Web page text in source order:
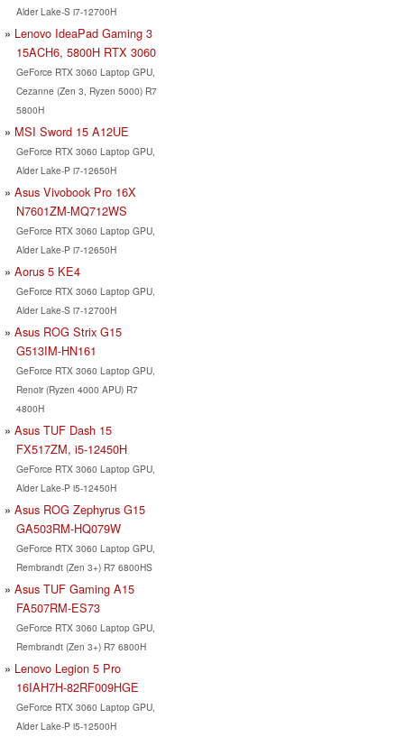
Alder Lake-S i7-12700H
Lenovo IdeaPad Gaming 3
15ACH6, 5800H RTX 3060
GeForce RTX 3060 Laptop GPU,
Cezanne (Zen 3, Ryzen 5000) R7
5800H
MSI Sword 15 A12UE
GeForce RTX 3060 Laptop GPU,
Alder Lake-P i7-12650H
Asus Vivobook Pro 16X
N7601ZM-MQ712WS
GeForce RTX 3060 Laptop GPU,
Alder Lake-P i7-12650H
Aorus 5 KE4
GeForce RTX 3060 Laptop GPU,
Alder Lake-S i7-12700H
Asus ROG Strix G15
G513IM-HN161
GeForce RTX 3060 Laptop GPU,
Renoir (Ryzen 4000 APU) R7
4800H
Asus TUF Dash 15
FX517ZM, i5-12450H
GeForce RTX 3060 Laptop GPU,
Alder Lake-P i5-12450H
Asus ROG Zephyrus G15
GA503RM-HQ079W
GeForce RTX 3060 Laptop GPU,
Rembrandt (Zen 3+) R7 6800HS
Asus TUF Gaming A15
FA507RM-ES73
GeForce RTX 3060 Laptop GPU,
Rembrandt (Zen 3+) R7 6800H
Lenovo Legion 5 Pro
16IAH7H-82RF009HGE
GeForce RTX 3060 Laptop GPU,
Alder Lake-P i5-12500H